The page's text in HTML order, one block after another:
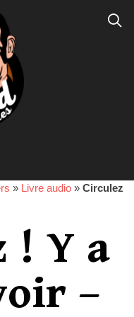
» Livre audio » Circulez
! Y a
–